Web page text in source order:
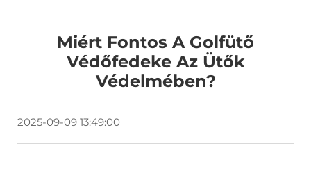
Miért Fontos A Golfütő
Védőfedeke Az Ütők
Védelmében?
2025-09-09 13:49:00